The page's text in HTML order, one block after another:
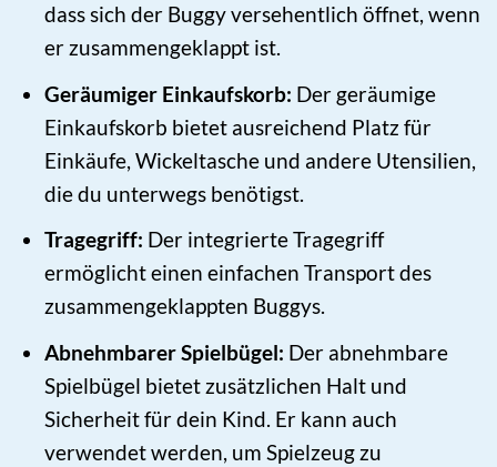
dass sich der Buggy versehentlich öffnet, wenn
er zusammengeklappt ist.
Geräumiger Einkaufskorb: Der geräumige
Einkaufskorb bietet ausreichend Platz für
Einkäufe, Wickeltasche und andere Utensilien,
die du unterwegs benötigst.
Tragegriff: Der integrierte Tragegriff
ermöglicht einen einfachen Transport des
zusammengeklappten Buggys.
Abnehmbarer Spielbügel: Der abnehmbare
Spielbügel bietet zusätzlichen Halt und
Sicherheit für dein Kind. Er kann auch
verwendet werden, um Spielzeug zu